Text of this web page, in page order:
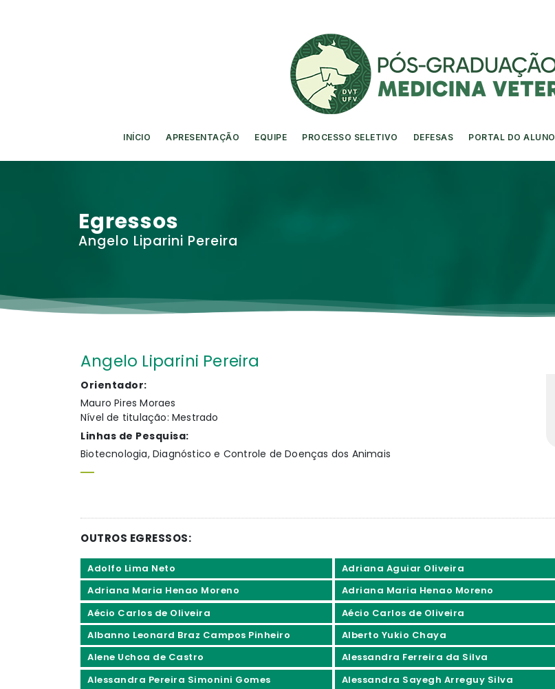
INÍCIO APRESENTAÇÃO EQUIPE PROCESSO SELETIVO DEFESAS PORTAL DO ALUNO
Egressos
Angelo Liparini Pereira
Angelo Liparini Pereira
Orientador:
Mauro Pires Moraes
Nível de titulação: Mestrado
Linhas de Pesquisa:
Biotecnologia, Diagnóstico e Controle de Doenças dos Animais
OUTROS EGRESSOS:
Adolfo Lima Neto Adriana Aguiar Oliveira
Adriana Maria Henao Moreno
Adriana Maria Henao Moreno
Aécio Carlos de Oliveira
Aécio Carlos de Oliveira
Albanno Leonard Braz Campos Pinheiro
Alberto Yukio Chaya
Alene Uchoa de Castro
Alessandra Ferreira da Silva
Alessandra Pereira Simonini Gomes
Alessandra Sayegh Arreguy Silva